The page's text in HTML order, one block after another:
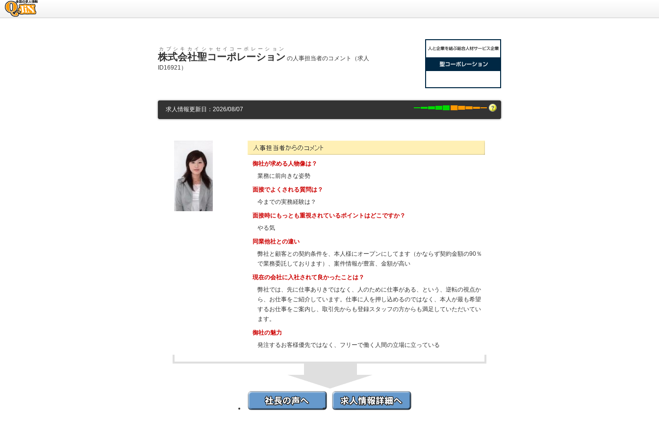
株式会社聖コーポレーション
カブシキカイシャセイコーポレーション
の人事担当者のコメント（求人
ID16921）
求人情報のQ-JiN
求人情報更新日：2026/08/07
御社が求める人物像は？
業務に前向きな姿勢
面接でよくされる質問は？
今までの実務経験は？
面接時にもっとも重視されているポイントはどこですか？
やる気
同業他社との違い
弊社と顧客との契約条件を、本人様にオープンにしてます（かならず契約金額の90％
で業務委託しております）、案件情報が豊富、金額が高い
現在の会社に入社されて良かったことは？
弊社では、先に仕事ありきではなく、人のために仕事がある、という、逆転の視点か
ら、お仕事をご紹介しています。仕事に人を押し込めるのではなく、本人が最も希望
するお仕事をご案内し、取引先からも登録スタッフの方からも満足していただいてい
ます。
御社の魅力
発注するお客様優先ではなく、フリーで働く人間の立場に立っている